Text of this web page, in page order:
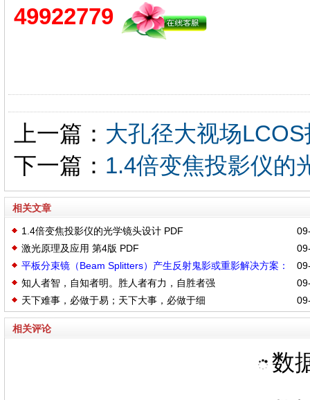
49922779
上一篇： 大孔径大视场
下一篇： 1.4倍变焦投影仪的
相关文章
1.4倍变焦投影仪的光学镜头设计 PDF
激光原理及应用 第4版 PDF
平板分束镜（Beam Splitters）产生反射鬼影或重影解决方案：
楔形或将两者组合
知人者智，自知者明。胜人者有力，自胜者强
天下难事，必做于易；天下大事，必做于细
相关评论
数